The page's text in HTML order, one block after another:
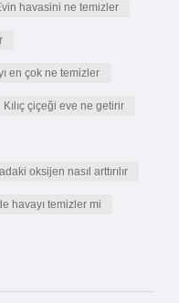
havasini ne temizler
en çok ne temizler
Kılıç çiçeği eve ne getirir
oksijen nasıl arttırılır
havayı temizler mi